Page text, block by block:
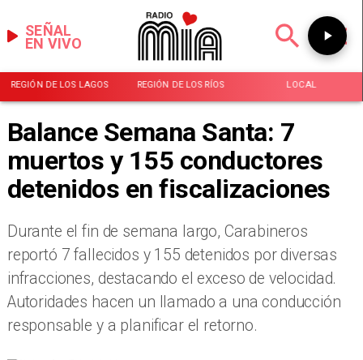
EN VIVO
SEÑAL
REGIÓN DE LOS LAGOS REGIÓN DE LOS RÍOS LOCAL
Balance Semana Santa: 7
muertos y 155 conductores
detenidos en fiscalizaciones
Durante el fin de semana largo, Carabineros
reportó 7 fallecidos y 155 detenidos por diversas
infracciones, destacando el exceso de velocidad.
Autoridades hacen un llamado a una conducción
responsable y a planificar el retorno.